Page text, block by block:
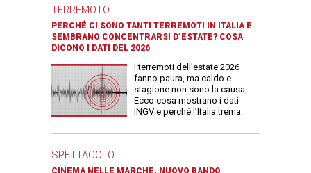
TERREMOTO
PERCHÉ CI SONO TANTI TERREMOTI IN ITALIA E
SEMBRANO CONCENTRARSI D’ESTATE? COSA
DICONO I DATI DEL 2026
I terremoti dell’estate 2026
fanno paura, ma caldo e
stagione non sono la causa.
Ecco cosa mostrano i dati
INGV e perché l’Italia trema.
SPETTACOLO
CINEMA NELLE MARCHE, NUOVO BANDO